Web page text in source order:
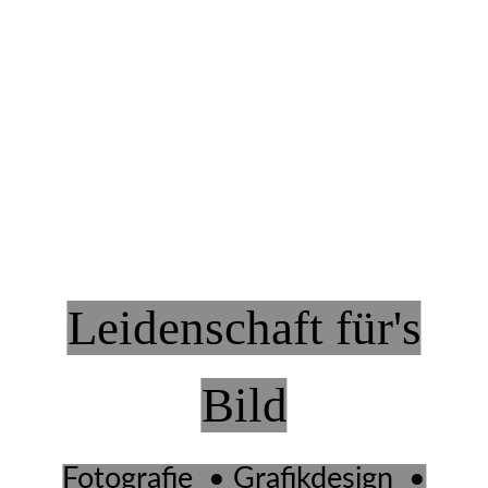
Leidenschaft für's
Bild
Fotografie • Grafikdesign •